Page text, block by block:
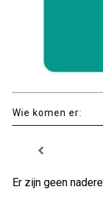
Wie komen er:
Er zijn geen